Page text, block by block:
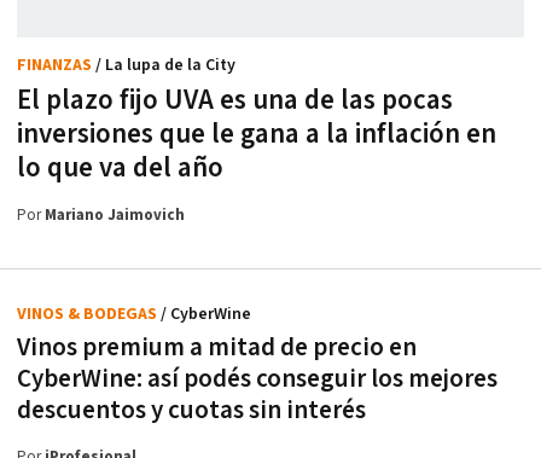
El plazo fijo UVA es una de las pocas
inversiones que le gana a la inflación en
lo que va del año
FINANZAS / La lupa de la City
PorMariano Jaimovich
Vinos premium a mitad de precio en
CyberWine: así podés conseguir los mejores
descuentos y cuotas sin interés
VINOS & BODEGAS / CyberWine